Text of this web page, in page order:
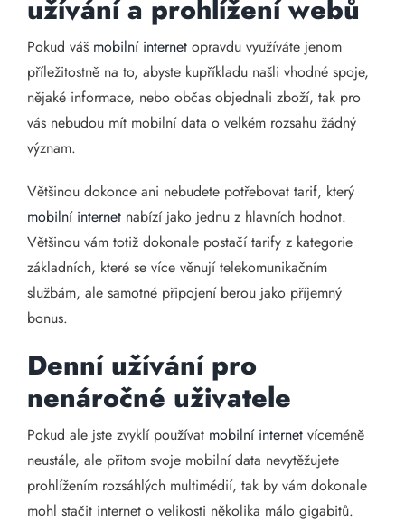
užívání a prohlížení webů
Pokud váš mobilní internet opravdu využíváte jenom
příležitostně na to, abyste kupříkladu našli vhodné spoje,
nějaké informace, nebo občas objednali zboží, tak pro
vás nebudou mít mobilní data o velkém rozsahu žádný
význam.
Většinou dokonce ani nebudete potřebovat tarif, který
mobilní internet nabízí jako jednu z hlavních hodnot.
Většinou vám totiž dokonale postačí tarify z kategorie
základních, které se více věnují telekomunikačním
službám, ale samotné připojení berou jako příjemný
bonus.
Denní užívání pro
nenáročné uživatele
Pokud ale jste zvyklí používat mobilní internet víceméně
neustále, ale přitom svoje mobilní data nevytěžujete
prohlížením rozsáhlých multimédií, tak by vám dokonale
mohl stačit internet o velikosti několika málo gigabitů.